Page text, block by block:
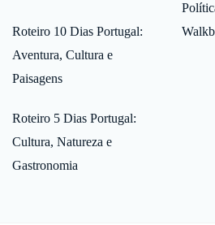
Roteiro 10 Dias Portugal:
Aventura, Cultura e
Paisagens
Roteiro 5 Dias Portugal:
Cultura, Natureza e
Gastronomia